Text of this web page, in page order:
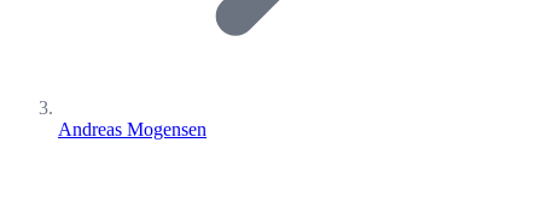
Andreas Mogensen